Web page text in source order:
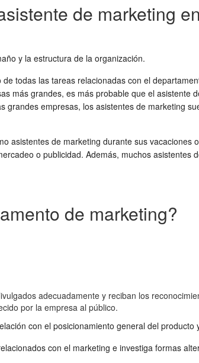
de marketing
y la estructura de la organización.
todas las tareas relacionadas con el
más grandes, es más probable que el asistente
empresas, los asistentes de marketing
asistentes de marketing durante sus
o publicidad. Además, muchos
de marketing?
adecuadamente y reciban los
por la empresa al público.
con el posicionamiento general del
con el marketing e investiga formas